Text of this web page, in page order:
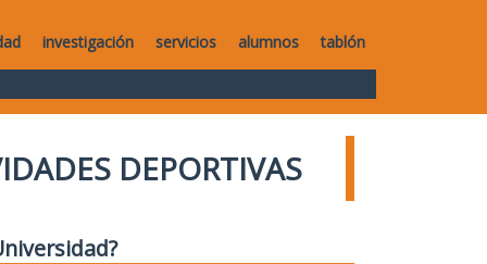
investigación servicios alumnos tablón
DEPORTIVAS